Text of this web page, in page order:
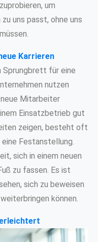
um
uns passt, ohne uns
Karrieren
Sprungbrett für eine
nutzen
Mitarbeiter
Einsatzbetrieb gut
zeigen, besteht oft
eine Festanstellung.
sich in einem neuen
zu fassen. Es ist
sich zu beweisen
können.